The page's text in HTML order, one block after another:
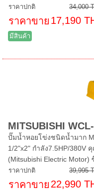
ราคาปกติ 34,000
ราคาขาย 17,190
มีสินค้า
MITSUBISHI
ปั๊มน้ำหอยโข่งชนิดน้ำมาก
1/2"x2" กำลัง7.5HP/
(Mitsubishi Electric
ราคาปกติ 39,995
ราคาขาย 22,990